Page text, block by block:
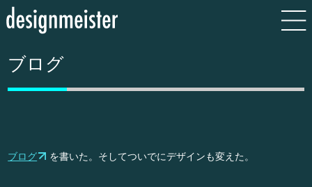
ブログ
ブログ を書いた。そしてついでにデザインも変えた。